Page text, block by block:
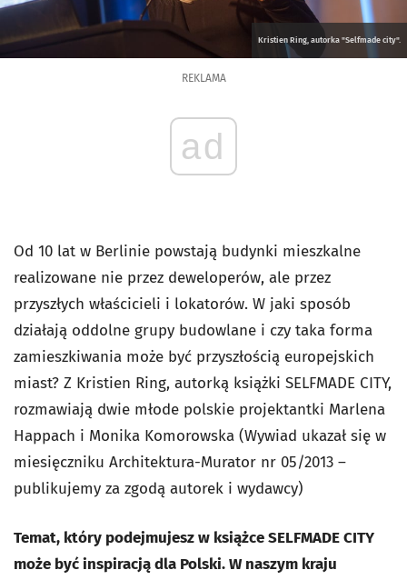
Kristien Ring, autorka "Selfmade city".
REKLAMA
ad
Od 10 lat w Berlinie powstają budynki mieszkalne
realizowane nie przez deweloperów, ale przez
przyszłych właścicieli i lokatorów. W jaki sposób
działają oddolne grupy budowlane i czy taka forma
zamieszkiwania może być przyszłością europejskich
miast? Z Kristien Ring, autorką książki SELFMADE CITY,
rozmawiają dwie młode polskie projektantki Marlena
Happach i Monika Komorowska (Wywiad ukazał się w
miesięczniku Architektura-Murator nr 05/2013 –
publikujemy za zgodą autorek i wydawcy)
Temat, który podejmujesz w książce SELFMADE CITY
może być inspiracją dla Polski. W naszym kraju